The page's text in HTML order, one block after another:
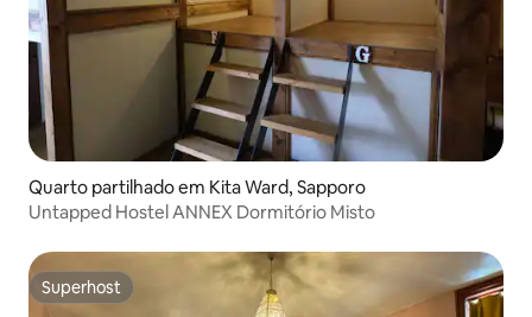
Quarto partilhado em Kita Ward, Sapporo
Untapped Hostel ANNEX Dormitório Misto
Superhost
Superhost